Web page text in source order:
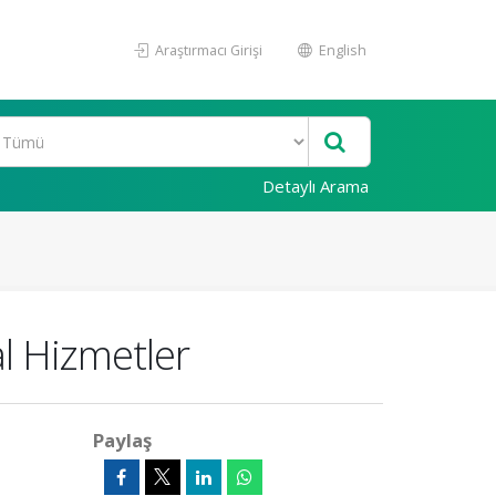
Araştırmacı Girişi English
Detaylı Arama
Hizmetler
Paylaş